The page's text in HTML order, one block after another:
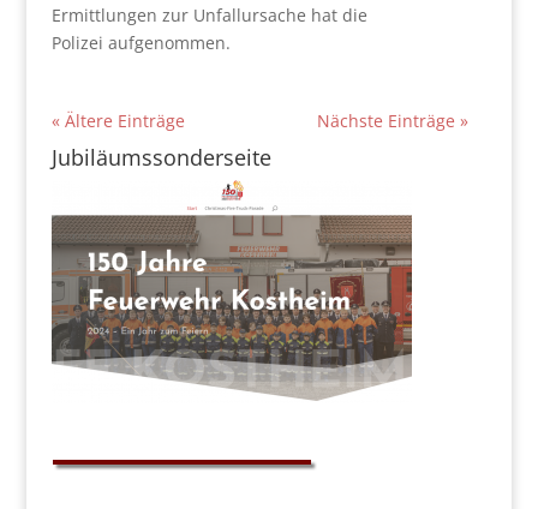
Ermittlungen zur Unfallursache hat die
Polizei aufgenommen.
« Ältere Einträge Nächste Einträge »
Jubiläumssonderseite